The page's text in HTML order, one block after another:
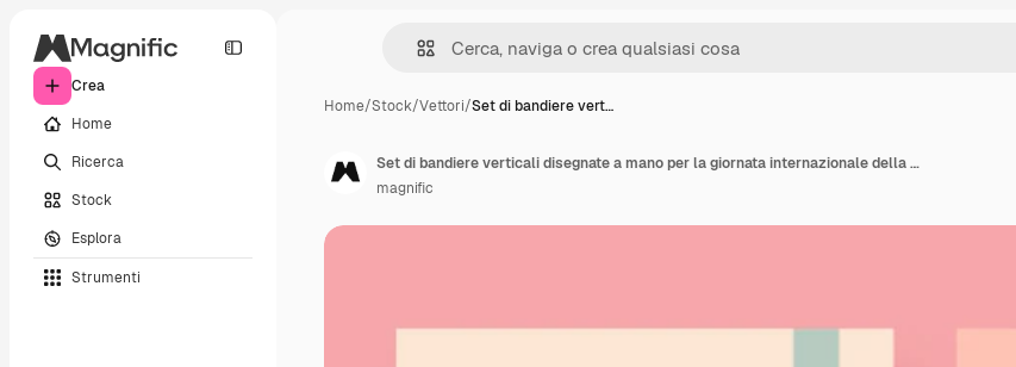
Crea
Home
Ricerca
Stock
Esplora
Strumenti
Home/Stock/Vettori/Set di bandiere vert…
Set di bandiere verticali disegnate a mano per la giornata internazionale della donna
magnific